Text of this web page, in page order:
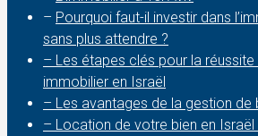
– Pourquoi faut-il investir dans
sans plus attendre ?
– Les étapes clés pour la
immobilier en Israël
– Les avantages de la gestion de
– Location de votre bien en Israël